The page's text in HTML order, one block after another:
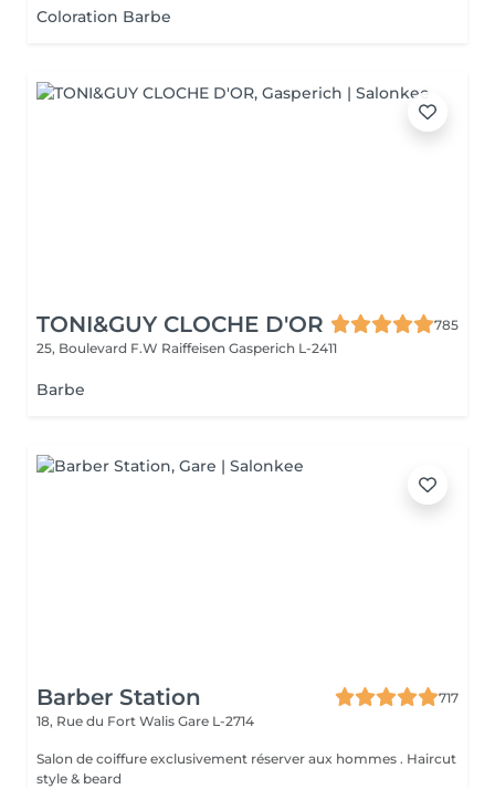
Coloration Barbe
TONI&GUY CLOCHE D'OR
785
25, Boulevard F.W Raiffeisen Gasperich L-2411
Barbe
Barber Station
717
18, Rue du Fort Walis Gare L-2714
Salon de coiffure exclusivement réserver aux hommes . Haircut
style & beard